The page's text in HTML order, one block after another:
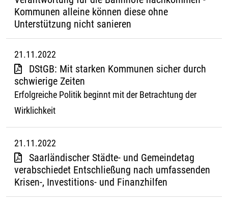
Kommunen alleine können diese ohne
Unterstützung nicht sanieren
21.11.2022
DStGB: Mit starken Kommunen sicher durch
schwierige Zeiten
Erfolgreiche Politik beginnt mit der Betrachtung der
Wirklichkeit
21.11.2022
Saarländischer Städte- und Gemeindetag
verabschiedet Entschließung nach umfassenden
Krisen-, Investitions- und Finanzhilfen